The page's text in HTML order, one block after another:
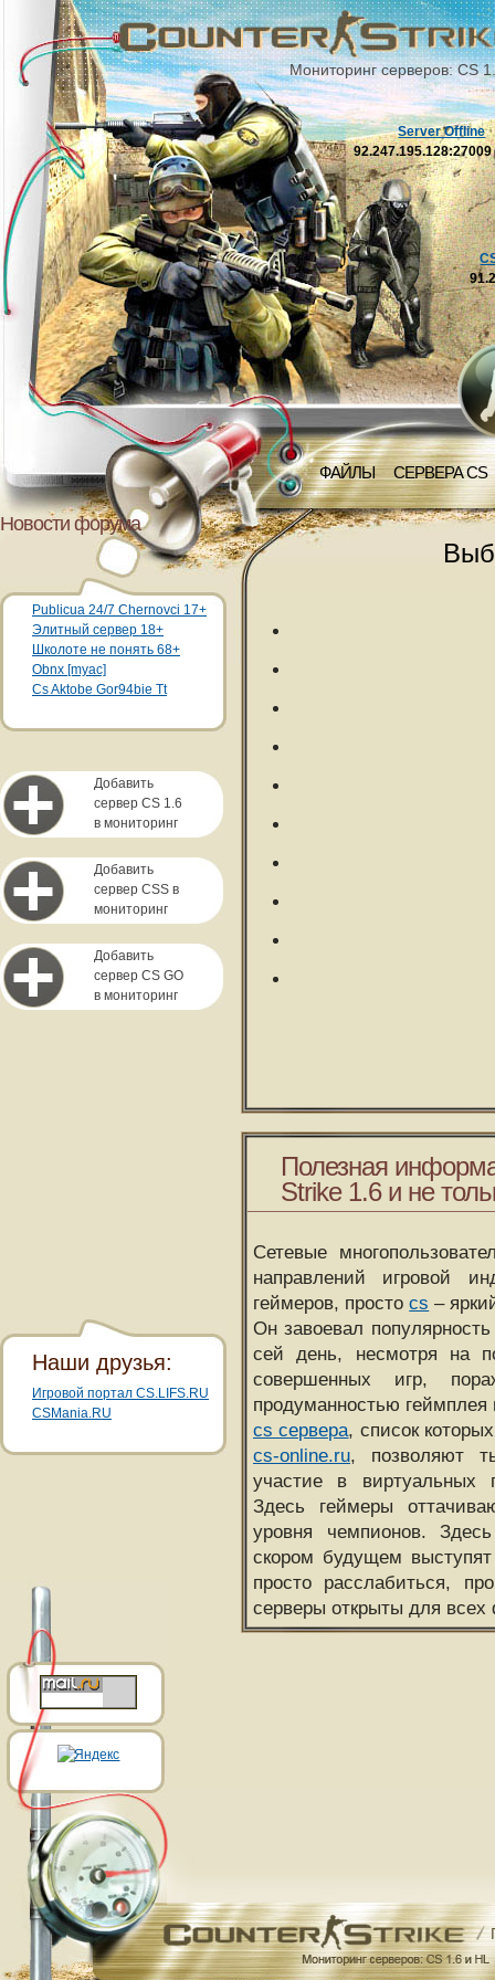
Мониторинг серверов: CS
ФАЙЛЫ СЕРВЕРА CS
Server Offline
92.247.195.128:27009
Новости форума
Publicua 24/7 Chernovci 17+
Элитный сервер 18+
Школоте не понять 68+
Obnx [myac]
Cs Aktobe Gor94bie Tt
Добавить
сервер CS 1.6
в мониторинг
Добавить
сервер CSS в
мониторинг
Добавить
сервер CS GO
в мониторинг
Полезная
Strike 1.6 и не
Сетевые
направлений игровой
геймеров, простоcs –
Он завоевал
сей день, несмотря на
совершенных игр,
продуманностью
cs сервера, список
cs-online.ru, позволяют
участие в виртуальных
Здесь геймеры
уровня чемпионов.
скором будущем
просто расслабиться,
серверы открыты для всех
Наши друзья:
Игровой портал CS.LIFS.RU
CSMania.RU